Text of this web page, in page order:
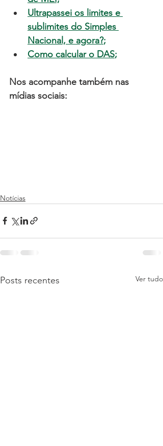
Ultrapassei os limites e
sublimites do Simples
Nacional, e agora?;
Como calcular o DAS;
Nos acompanhe também nas
mídias sociais:
Notícias
Posts recentes Ver tudo